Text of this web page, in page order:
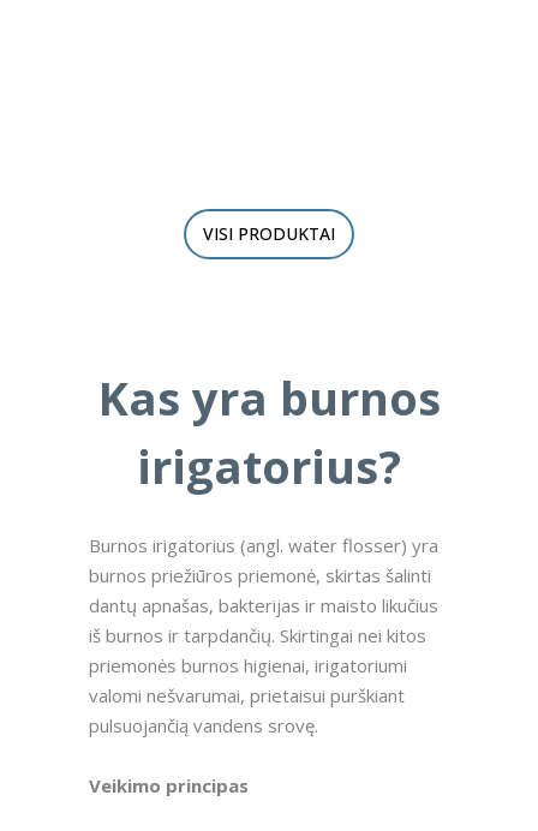
VISI PRODUKTAI
Kas yra burnos
irigatorius?
Burnos irigatorius (angl. water flosser) yra
burnos priežiūros priemonė, skirtas šalinti
dantų apnašas, bakterijas ir maisto likučius
iš burnos ir tarpdančių. Skirtingai nei kitos
priemonės burnos higienai, irigatoriumi
valomi nešvarumai, prietaisui purškiant
pulsuojančią vandens srovę.
Veikimo principas